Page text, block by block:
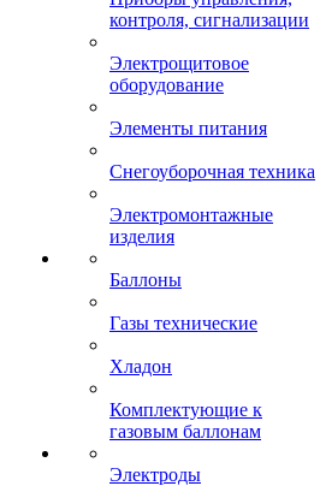
контроля, сигнализации
Электрощитовое
оборудование
Элементы питания
Снегоуборочная техника
Электромонтажные
изделия
Баллоны
Газы технические
Хладон
Комплектующие к
газовым баллонам
Электроды